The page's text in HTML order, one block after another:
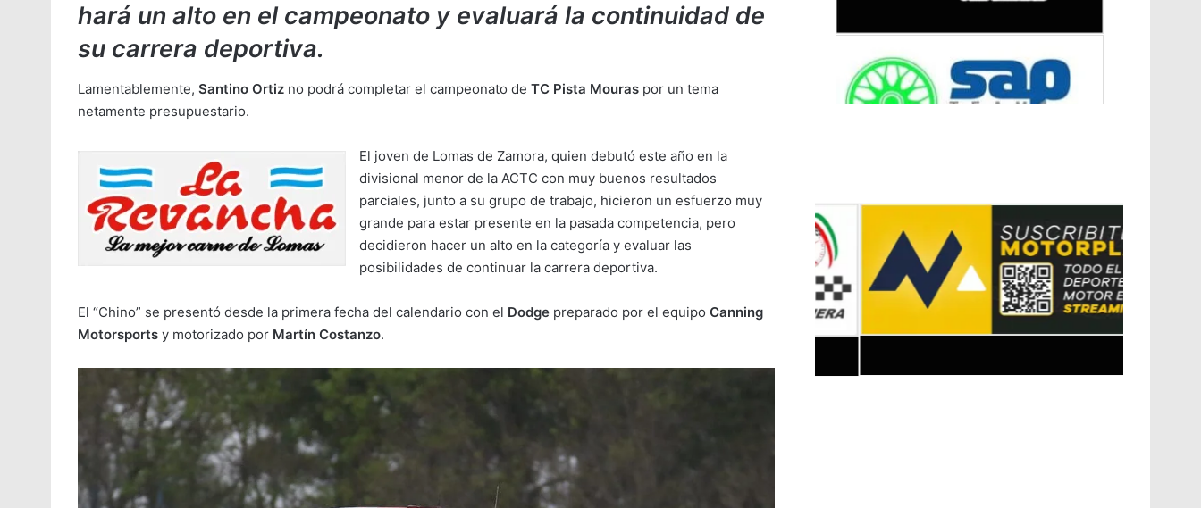
hará un alto en el campeonato y evaluará la continuidad de
su carrera deportiva.
Lamentablemente, Santino Ortiz no podrá completar el campeonato de TC Pista Mouras por un tema
netamente presupuestario.
El joven de Lomas de Zamora, quien debutó este año en la
divisional menor de la ACTC con muy buenos resultados
parciales, junto a su grupo de trabajo, hicieron un esfuerzo muy
grande para estar presente en la pasada competencia, pero
decidieron hacer un alto en la categoría y evaluar las
posibilidades de continuar la carrera deportiva.
El “Chino” se presentó desde la primera fecha del calendario con el Dodge preparado por el equipo Canning
Motorsports y motorizado por Martín Costanzo.